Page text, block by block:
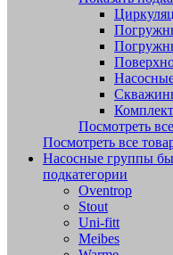
Посмотреть
Посмотреть все
Насосные группы
подкатегории
Oventrop
Stout
Uni-fitt
Meibes